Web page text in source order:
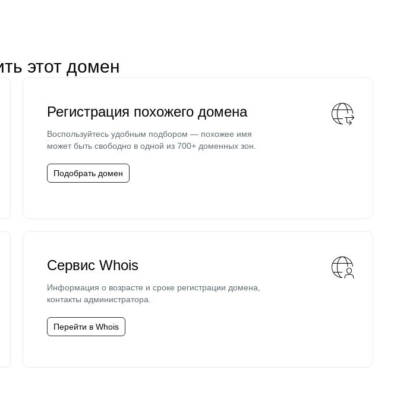
этот домен
Регистрация похожего домена
Воспользуйтесь удобным подбором — похожее имя
может быть свободно в одной из 700+ доменных зон.
Подобрать домен
Сервис Whois
Информация о возрасте и сроке регистрации домена,
контакты администратора.
Перейти в Whois